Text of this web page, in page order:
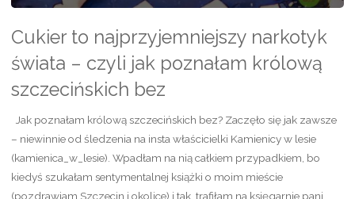
Cukier to najprzyjemniejszy narkotyk
świata – czyli jak poznałam królową
szczecińskich bez
Jak poznałam królową szczecińskich bez? Zaczęło się jak zawsze
– niewinnie od śledzenia na insta właścicielki Kamienicy w lesie
(kamienica_w_lesie). Wpadłam na nią całkiem przypadkiem, bo
kiedyś szukałam sentymentalnej książki o moim mieście
(pozdrawiam Szczecin i okolice) i tak trafiłam na księgarnie pani